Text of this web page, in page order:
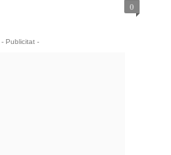
0
- Publicitat -